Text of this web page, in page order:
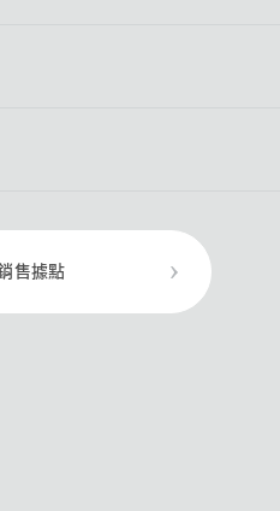
售據點